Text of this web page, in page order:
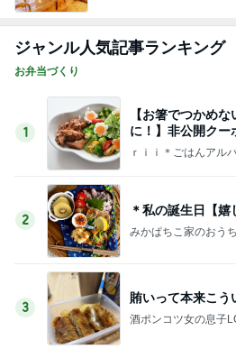
ジャンル人気記事ランキング
お弁当づくり
1
【お箸でつかめ
に！】非公開クー
ｒｉｉ＊ごはんアル
2
＊私の誕生日【嬉
みかぱちこ家のおう
3
賄いって本来こう
酒ポンコツ女の息